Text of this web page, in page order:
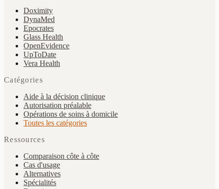
Doximity
DynaMed
Epocrates
Glass Health
OpenEvidence
UpToDate
Vera Health
Catégories
Aide à la décision clinique
Autorisation préalable
Opérations de soins à domicile
Toutes les catégories
Ressources
Comparaison côte à côte
Cas d'usage
Alternatives
Spécialités